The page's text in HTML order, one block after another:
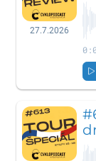
27.7.2026